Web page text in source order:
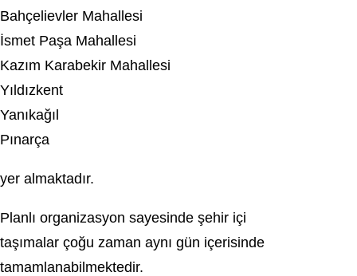
Bahçelievler Mahallesi
İsmet Paşa Mahallesi
Kazım Karabekir Mahallesi
Yıldızkent
Yanıkağıl
Pınarça
yer almaktadır.
Planlı organizasyon sayesinde şehir içi
taşımalar çoğu zaman aynı gün içerisinde
tamamlanabilmektedir.